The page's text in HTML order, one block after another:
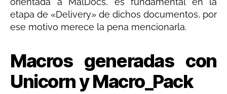
etapa de «Delivery» de dichos documentos, por
ese motivo merece la pena mencionarla.
Macros generadas con
Unicorn y Macro_Pack